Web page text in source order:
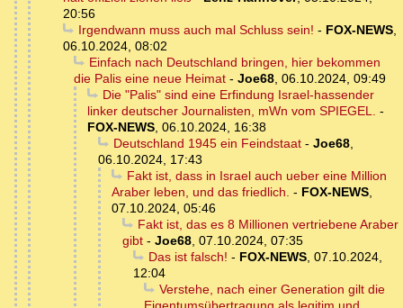
20:56
Irgendwann muss auch mal Schluss sein! - FOX-NEWS,
06.10.2024, 08:02
Einfach nach Deutschland bringen, hier bekommen
die Palis eine neue Heimat - Joe68, 06.10.2024, 09:49
Die "Palis" sind eine Erfindung Israel-hassender
linker deutscher Journalisten, mWn vom SPIEGEL. -
FOX-NEWS, 06.10.2024, 16:38
Deutschland 1945 ein Feindstaat- Joe68,
06.10.2024, 17:43
Fakt ist, dass in Israel auch ueber eine Million
Araber leben, und das friedlich. - FOX-NEWS,
07.10.2024, 05:46
Fakt ist, das es 8 Millionen vertriebene Araber
gibt - Joe68, 07.10.2024, 07:35
Das ist falsch! - FOX-NEWS, 07.10.2024,
12:04
Verstehe, nach einer Generation gilt die